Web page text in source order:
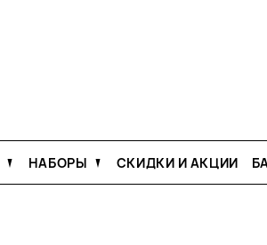
НАБОРЫ СКИДКИ И АКЦИИ